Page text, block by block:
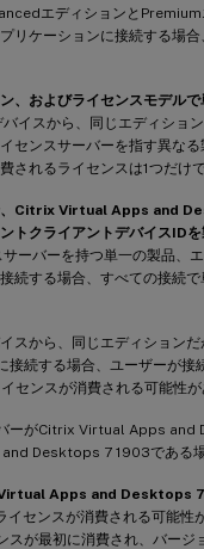
エディションと
リケーションに接続する場
、およびライセンスモデル
バイスから、同じエディショ
センスサーバーを指す異な
されるライセンスは1つだけで
、Citrix Virtual Apps and
トクライアントデバイスID
ーバーを持つ単一の製品、
続する場合、すべての接続
スから、同じエディション
接続する場合、ユーザーが接
センスが消費される可能性が
ーがCitrix Virtual Apps and
Desktops 7 1903である場
Apps and Desktops 7
イセンスが消費される可能性
スが最初に消費され、バージ